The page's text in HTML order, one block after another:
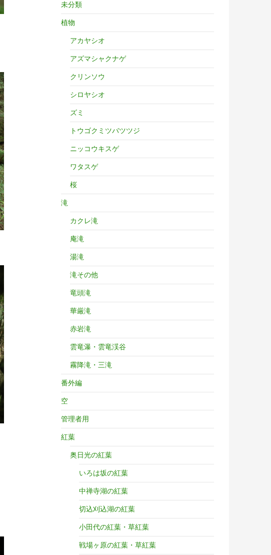
未分類
植物
アカヤシオ
アズマシャクナゲ
クリンソウ
シロヤシオ
ズミ
トウゴクミツバツツジ
ニッコウキスゲ
ワタスゲ
桜
滝
カクレ滝
庵滝
湯滝
滝その他
竜頭滝
華厳滝
赤岩滝
雲竜瀑・雲竜渓谷
霧降滝・三滝
番外編
空
管理者用
紅葉
奥日光の紅葉
いろは坂の紅葉
中禅寺湖の紅葉
切込刈込湖の紅葉
小田代の紅葉・草紅葉
戦場ヶ原の紅葉・草紅葉